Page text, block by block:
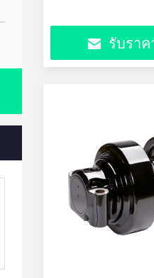
รับรา